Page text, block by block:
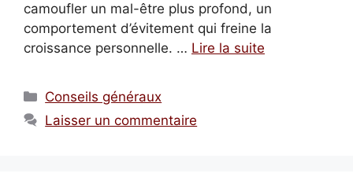
camoufler un mal-être plus profond, un
comportement d’évitement qui freine la
croissance personnelle. … Lire la suite
Catégories
Conseils généraux
Laisser un commentaire